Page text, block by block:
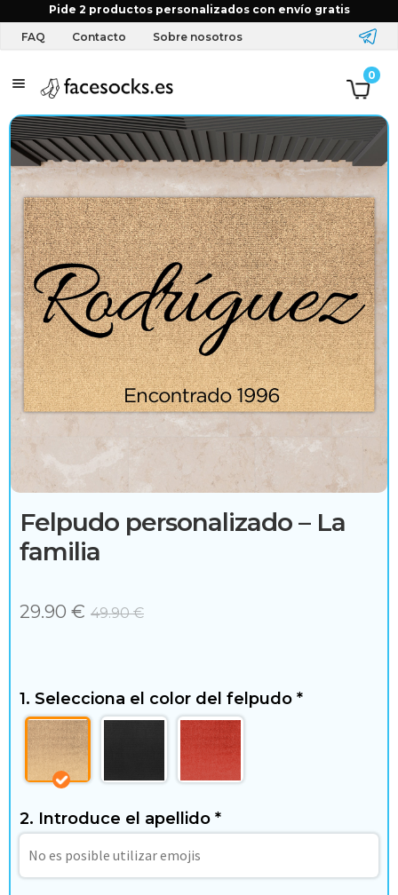
Pide 2 productos personalizados con envío gratis
FAQ Contacto Sobre nosotros
0
Inicio Tienda Felpudos Apellido & dirección
Felpudo
personalizado – La familia
T
e
x
t
i
l
y
a
c
c
r
o
H
o
a
r
Felpudo personalizado – La
familia
29.90 € 49.90€
1. Selecciona el color del felpudo *
2. Introduce el apellido *